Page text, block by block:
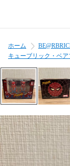
ホーム
キューブリック・ベア